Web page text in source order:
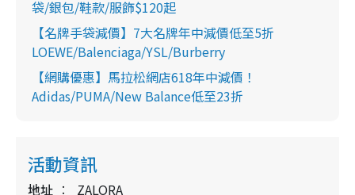
袋/銀包/鞋款/服飾$120起
【名牌手袋減價】7大名牌年中減價低至5折
LOEWE/Balenciaga/YSL/Burberry
【網購優惠】馬拉松網店618年中減價！
Adidas/PUMA/New Balance低至23折
活動資訊
地址 ZALORA